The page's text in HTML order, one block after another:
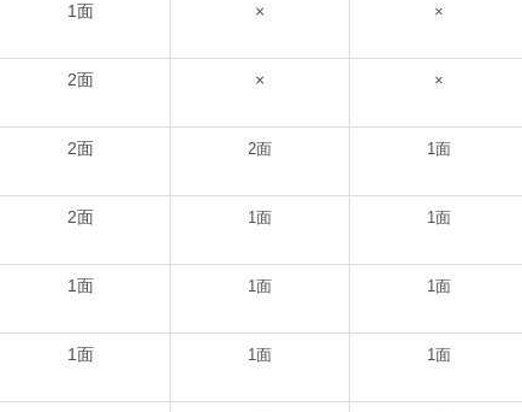
1面 × ×
2面 × ×
2面 2面 1面
2面 1面 1面
1面 1面 1面
1面 1面 1面